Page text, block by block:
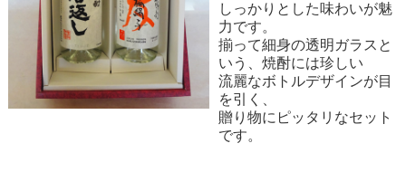
しっかりとした味わいが魅
力です。
揃って細身の透明ガラスと
いう、焼酎には珍しい
流麗なボトルデザインが目
を引く、
贈り物にピッタリなセット
です。